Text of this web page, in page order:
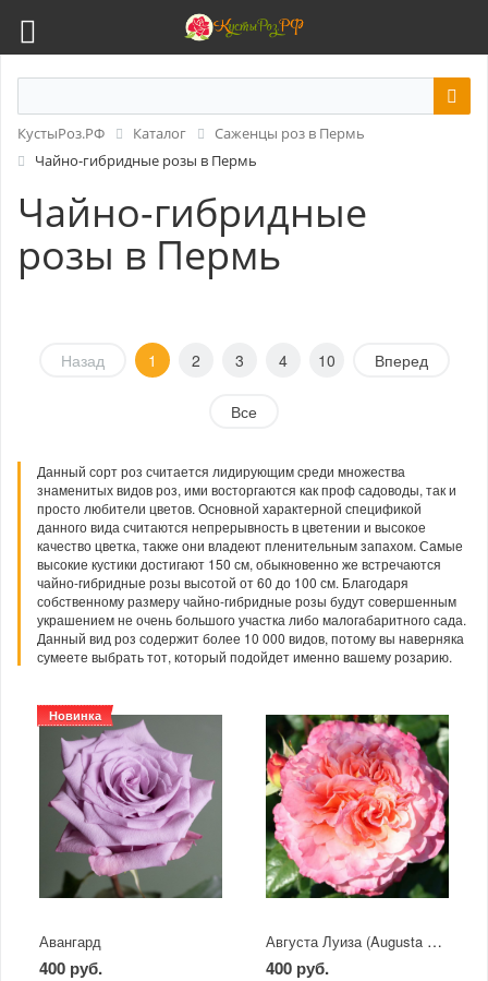
КустыРоз.РФ Каталог
Саженцы роз в Пермь
Чайно-гибридные розы в Пермь
Чайно-гибридные
розы в Пермь
Назад 1 2 3 4 10 Вперед
Все
Данный сорт роз считается лидирующим среди множества
знаменитых видов роз, ими восторгаются как проф садоводы, так и
просто любители цветов. Основной характерной спецификой
данного вида считаются непрерывность в цветении и высокое
качество цветка, также они владеют пленительным запахом. Самые
высокие кустики достигают 150 см, обыкновенно же встречаются
чайно-гибридные розы высотой от 60 до 100 см. Благодаря
собственному размеру чайно-гибридные розы будут совершенным
украшением не очень большого участка либо малогабаритного сада.
Данный вид роз содержит более 10 000 видов, потому вы наверняка
сумеете выбрать тот, который подойдет именно вашему розарию.
Новинка
Авангард
400 руб.
Августа Луиза (Augusta Luise)
400 руб.